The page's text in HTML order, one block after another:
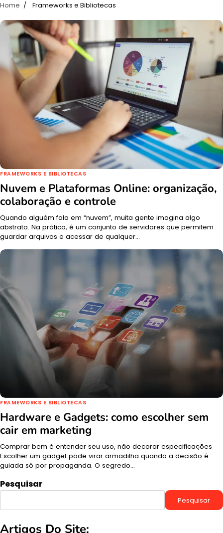
Home Frameworks e Bibliotecas
FRAMEWORKS E BIBLIOTECAS
Nuvem e Plataformas Online: organização,
colaboração e controle
Quando alguém fala em “nuvem”, muita gente imagina algo
abstrato. Na prática, é um conjunto de servidores que permitem
guardar arquivos e acessar de qualquer…
FRAMEWORKS E BIBLIOTECAS
Hardware e Gadgets: como escolher sem
cair em marketing
Comprar bem é entender seu uso, não decorar especificações
Escolher um gadget pode virar armadilha quando a decisão é
guiada só por propaganda. O segredo…
Pesquisar
Pesquisar
Artigos Do Site: